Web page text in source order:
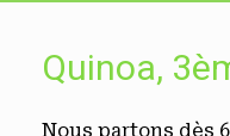
Quinoa,
Nous partons dès